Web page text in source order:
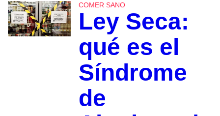
COMER SANO
Ley Seca:
qué es el
Síndrome
de